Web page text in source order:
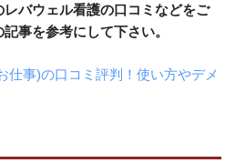
バウェル看護の口コミなどをご
事を参考にして下さい。
仕事)の口コミ評判！使い方やデメ